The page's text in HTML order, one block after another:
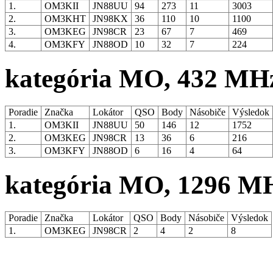
1.
OM3KII JN88UU 94 273 11
3003
2.
OM3KHT JN98KX 36 110 10
1100
3.
OM3KEG JN98CR 23 67 7
469
4.
OM3KFY JN88OD 10 32 7 224
kategória MO, 432
Poradie Značka Lokátor QSO Body Násobiče
Výsledok
1.
OM3KII JN88UU 50 146 12
1752
2.
OM3KEG JN98CR 13 36 6
216
3.
OM3KFY JN88OD 6 16 4 64
kategória MO, 1296
Poradie Značka Lokátor QSO Body Násobiče
Výsledok
1.
OM3KEG JN98CR 2 4 2 8